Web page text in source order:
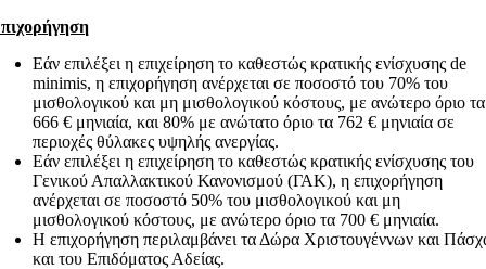
Εάν επιλέξει η επιχείρηση το καθεστώς κρατικής ενίσχυσης de
minimis, η επιχορήγηση ανέρχεται σε ποσοστό του 70% του
μισθολογικού και μη μισθολογικού κόστους, με ανώτερο όριο τα
666 € μηνιαία, και 80% με ανώτατο όριο τα 762 € μηνιαία σε
περιοχές θύλακες υψηλής ανεργίας.
Εάν επιλέξει η επιχείρηση το καθεστώς κρατικής ενίσχυσης του
Γενικού Απαλλακτικού Κανονισμού (ΓΑΚ), η επιχορήγηση
ανέρχεται σε ποσοστό 50% του μισθολογικού και μη
μισθολογικού κόστους, με ανώτερο όριο τα 700 € μηνιαία.
Η επιχορήγηση περιλαμβάνει τα Δώρα Χριστουγέννων και
και του Επιδόματος Αδείας.